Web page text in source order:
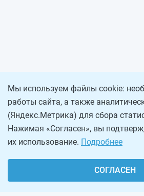
Мы используем файлы cookie:
работы сайта, а также
(Яндекс.Метрика) для сбора
Нажимая «Согласен», вы
их использование. Подробнее
СОГЛАСЕН